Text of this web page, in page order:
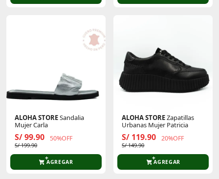
ALOHA STORESandalia
Mujer Carla
S/ 99.90 50%OFF
S/ 199.90
AGREGAR
ALOHA STOREZapatillas
Urbanas Mujer Patricia
S/ 119.90 20%OFF
S/ 149.90
AGREGAR